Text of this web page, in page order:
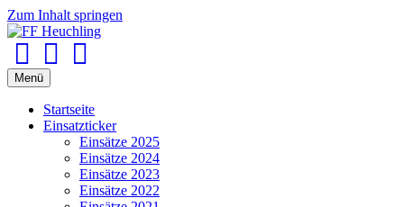
Zum Inhalt springen
Menü
Startseite
Einsatzticker
Einsätze 2025
Einsätze 2024
Einsätze 2023
Einsätze 2022